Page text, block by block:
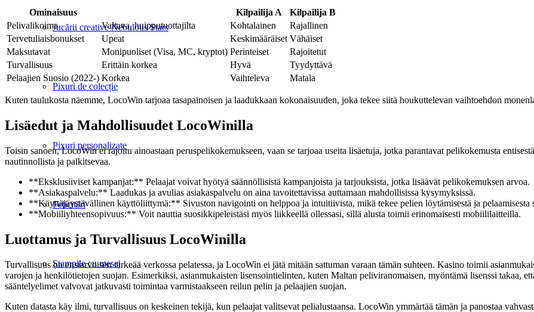
Jucării creative Nebulous Stars
Pixuri de colecție
Pixuri personalizate
Felicitări
Ștampile cu mesaj
Ominaisuus Kilpailija A
Kilpailija B
Pelivalikoima
Valtava, huipputuottajilta Kohtalainen
Rajallinen
Tervetuliaisbonukset
Upeat Keskimääräiset Vähäiset
Maksutavat
Monipuoliset (Visa, MC, kryptot) Perinteiset
Rajoitetut
Turvallisuus
Erittäin korkea Hyvä
Tyydyttävä
Pelaajien Suosio (2022-) Korkea Vaihteleva Matala
Kuten taulukosta näemme, LocoWin tarjoaa tasapainoisen ja laadukkaan kokonaisuuden, joka tekee siitä houkuttelevan vaihtoehdon
Lisäedut ja Mahdollisuudet LocoWinilla
Toisin sanoen, LocoWin ei rajoitu ainoastaan peruspelikokemukseen, vaan se tarjoaa useita lisäetuja, jotka parantavat pelikokemusta
nautinnollista ja palkitsevaa.
**Eksklusiiviset kampanjat:** Pelaajat voivat hyötyä säännöllisistä kampanjoista ja tarjouksista, jotka lisäävät pelikokemuksen arvoa.
**Asiakaspalvelu:** Laadukas ja avulias asiakaspalvelu on aina tavoitettavissa auttamaan mahdollisissa kysymyksissä.
**Käyttäjäystävällinen käyttöliittymä:** Sivuston navigointi on helppoa ja intuitiivista, mikä tekee pelien löytämisestä ja pelaamisesta
**Mobiiliyhteensopivuus:** Voit nauttia suosikkipeleistäsi myös liikkeellä ollessasi, sillä alusta toimii erinomaisesti mobiililaitteilla.
Luottamus ja Turvallisuus LocoWinilla
Turvallisuus on ensiarvoisen tärkeää verkossa pelatessa, ja LocoWin ei jätä mitään sattuman varaan tämän suhteen. Kasino toimii
varojen ja henkilötietojen suojan. Esimerkiksi, asianmukaisten lisensointielinten, kuten Maltan peliviranomaisen, myöntämä lisenssi takaa,
sääntelyelimet valvovat jatkuvasti toimintaa varmistaakseen reilun pelin ja pelaajien suojan.
Kuten datasta käy ilmi, turvallisuus on keskeinen tekijä, kun pelaajat valitsevat pelialustaansa. LocoWin ymmärtää tämän ja panostaa